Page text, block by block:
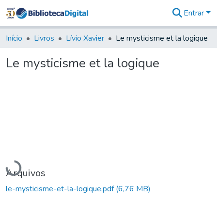
&
Coleções
Biblioteca
Entrar
Início Livros Lívio Xavier Le mysticisme et la logique
Le mysticisme et la logique
Carregando...
Arquivos
le-mysticisme-et-la-logique.pdf(6,76 MB)